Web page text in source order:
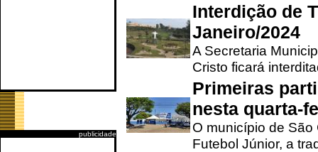
publicidade
Interdição de
Janeiro/2024
A Secretaria
Cristo ficará
Primeiras
nesta quarta-
O município de
Futebol Júnior, a